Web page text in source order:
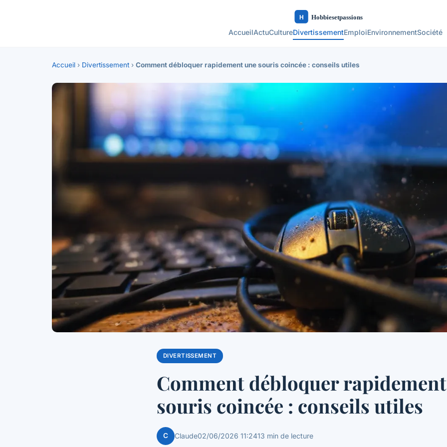
AccueilActuCultureDivertissementEmploiEnvironnementSociété
Accueil › Divertissement › Comment débloquer rapidement une souris coincée : conseils utiles
DIVERTISSEMENT
Comment débloquer
souris coincée : conseils utiles
C Claude02/06/2026 11:2413 min de lecture